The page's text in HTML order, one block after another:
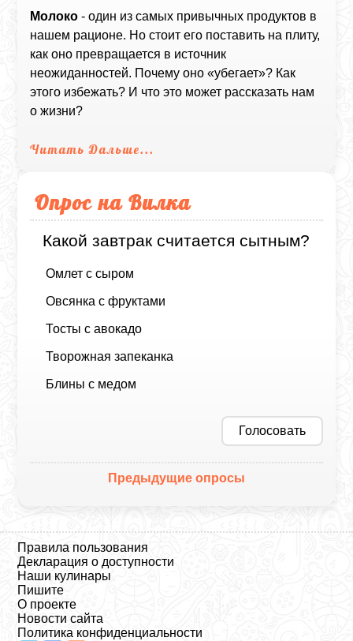
Молоко - один из самых привычных продуктов в
нашем рационе. Но стоит его поставить на плиту,
как оно превращается в источник
неожиданностей. Почему оно «убегает»? Как
этого избежать? И что это может рассказать нам
о жизни?
Читать Дальше...
Опрос на Вилка
Какой завтрак считается сытным?
Омлет с сыром
Овсянка с фруктами
Тосты с авокадо
Творожная запеканка
Блины с медом
Голосовать
Предыдущие опросы
Правила пользования
Декларация о доступности
Наши кулинары
Пишите
О проекте
Новости сайта
Политика конфиденциальности